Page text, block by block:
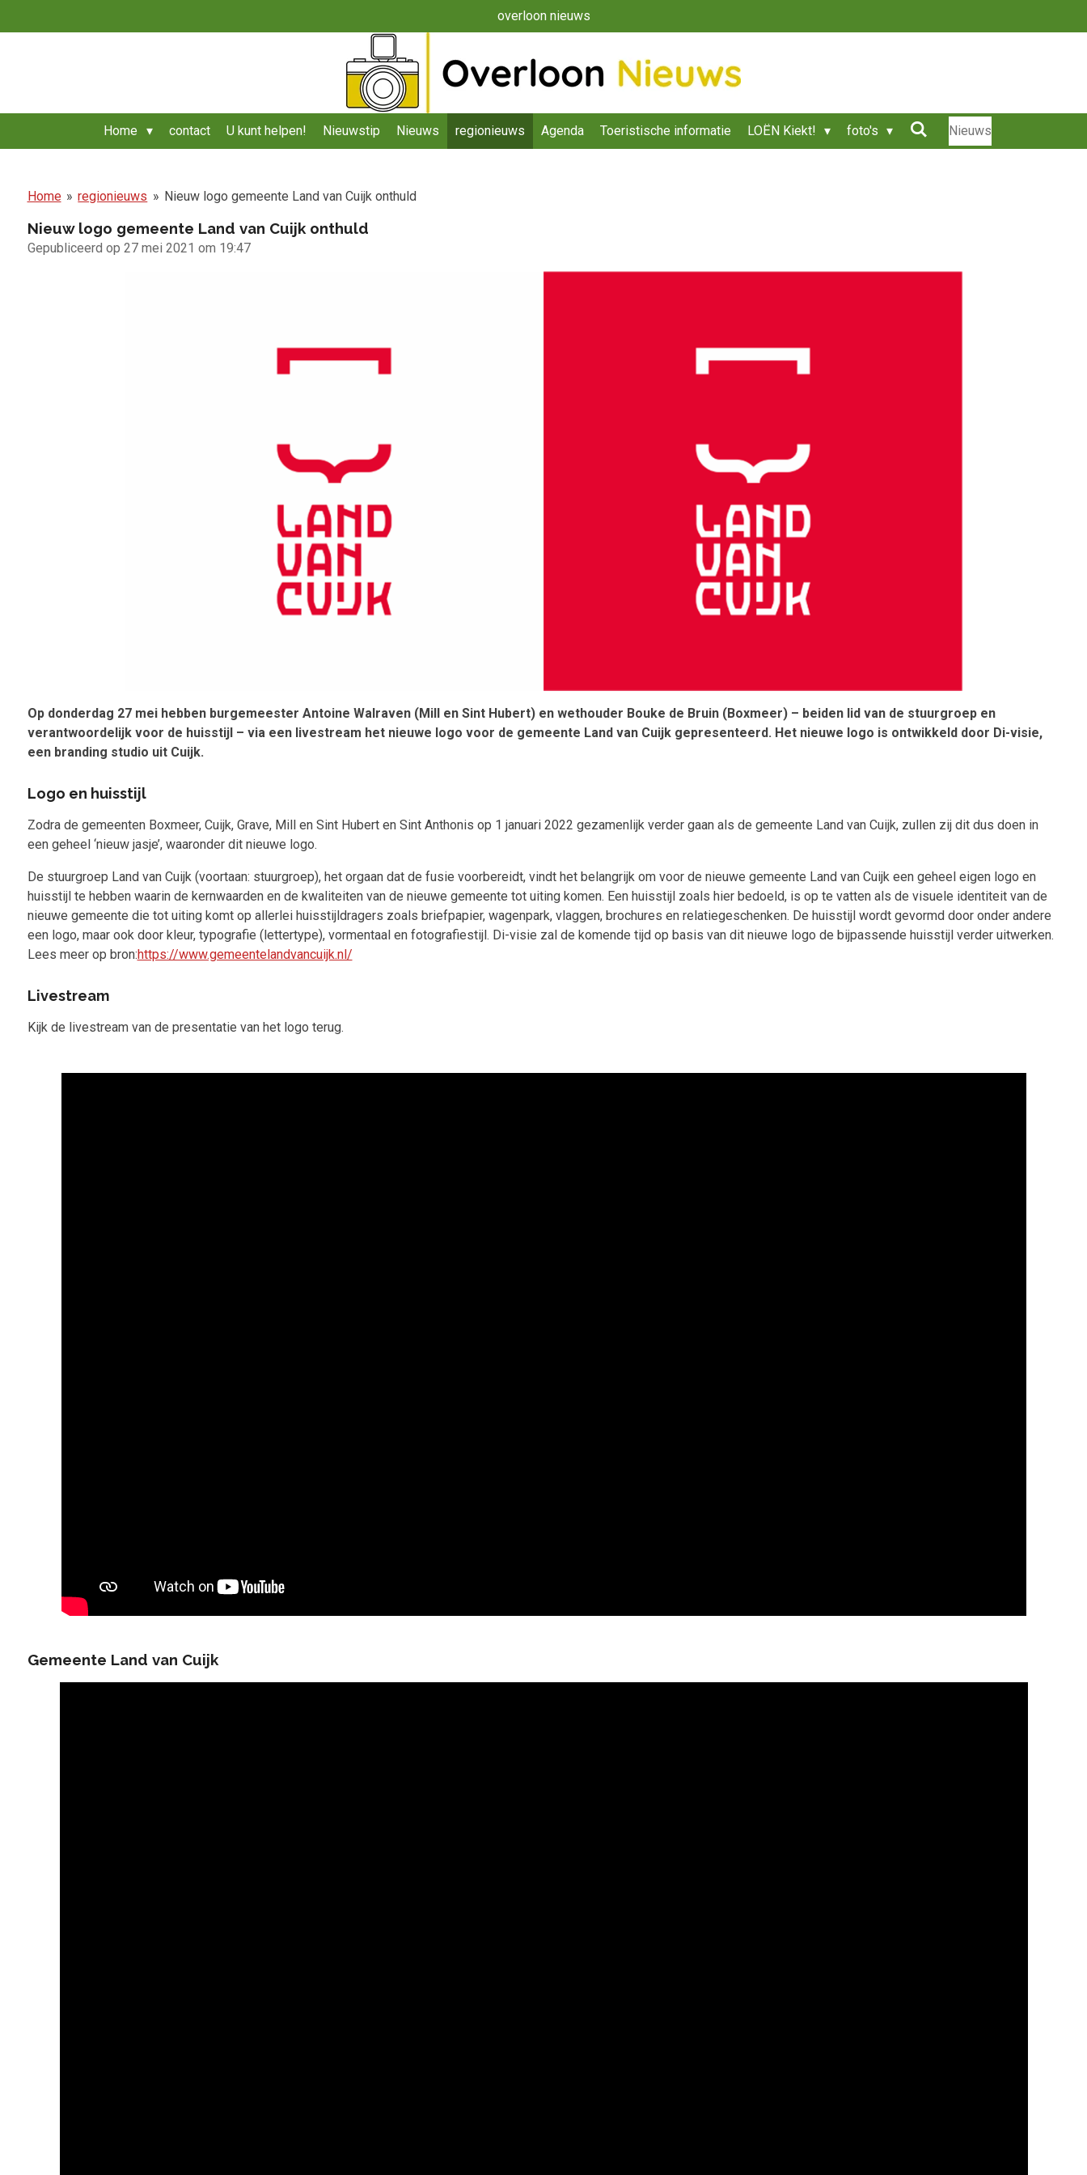
direct
overloon nieuws
Home contact U kunt helpen! Nieuwstip Nieuws regionieuws Agenda Toeristische informatie LOËN Kiekt! foto's Nieuws
Home » regionieuws » Nieuw logo gemeente Land van Cuijk onthuld
Nieuw logo gemeente Land van Cuijk onthuld
Gepubliceerd op 27 mei 2021 om 19:47
Op donderdag 27 mei hebben burgemeester Antoine Walraven (Mill en Sint Hubert) en wethouder Bouke de Bruin (Boxmeer) – beiden lid van de stuurgroep en
verantwoordelijk voor de huisstijl – via een livestream het nieuwe logo voor de gemeente Land van Cuijk gepresenteerd. Het nieuwe logo is ontwikkeld door Di-visie,
een branding studio uit Cuijk.
Logo en huisstijl
Zodra de gemeenten Boxmeer, Cuijk, Grave, Mill en Sint Hubert en Sint Anthonis op 1 januari 2022 gezamenlijk verder gaan als de gemeente Land van Cuijk, zullen zij dit dus doen in
een geheel ‘nieuw jasje’, waaronder dit nieuwe logo.
De stuurgroep Land van Cuijk (voortaan: stuurgroep), het orgaan dat de fusie voorbereidt, vindt het belangrijk om voor de nieuwe gemeente Land van Cuijk een geheel eigen logo en
huisstijl te hebben waarin de kernwaarden en de kwaliteiten van de nieuwe gemeente tot uiting komen. Een huisstijl zoals hier bedoeld, is op te vatten als de visuele identiteit van de
nieuwe gemeente die tot uiting komt op allerlei huisstijldragers zoals briefpapier, wagenpark, vlaggen, brochures en relatiegeschenken. De huisstijl wordt gevormd door onder andere
een logo, maar ook door kleur, typografie (lettertype), vormentaal en fotografiestijl. Di-visie zal de komende tijd op basis van dit nieuwe logo de bijpassende huisstijl verder uitwerken.
Lees meer op bron:https://www.gemeentelandvancuijk.nl/
Livestream
Kijk de livestream van de presentatie van het logo terug.
Gemeente Land van Cuijk